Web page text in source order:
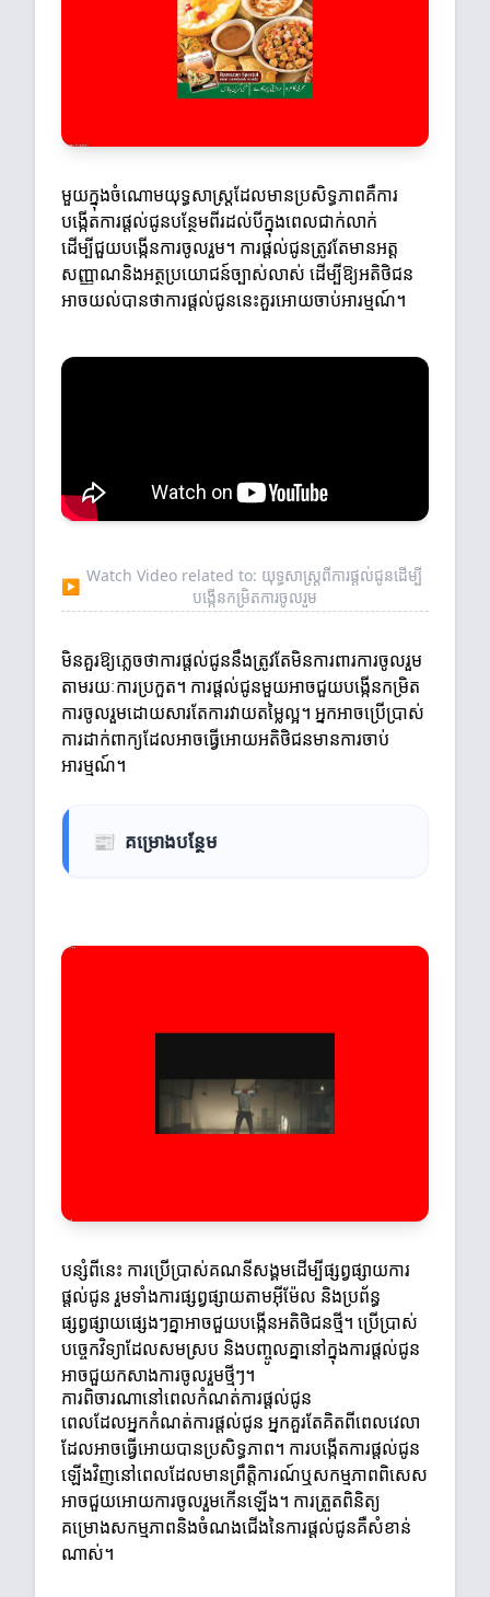
មួយក្នុងចំណោមយុទ្ធសាស្ត្រដែលមានប្រសិទ្ធភាពគឺការ
បង្កើតការផ្តល់ជូនបន្ថែមពីរដល់បីក្នុងពេលជាក់លាក់
ដើម្បីជួយបង្កើនការចូលរួម។ ការផ្តល់ជូនត្រូវតែមានអត្ត
សញ្ញាណនិងអត្ថប្រយោជន៍ច្បាស់លាស់ ដើម្បីឱ្យអតិថិជន
អាចយល់បានថាការផ្តល់ជូននេះគួរអោយចាប់អារម្មណ៍។
▶
Watch Video related to: យុទ្ធសាស្ត្រពីការផ្តល់ជូនដើម្បី
បង្កើនកម្រិតការចូលរួម
មិនគួរឱ្យភ្លេចថាការផ្តល់ជូននឹងត្រូវតែមិនការពារការចូលរួម
តាមរយៈការប្រកួត។ ការផ្តល់ជូនមួយអាចជួយបង្កើនកម្រិត
ការចូលរួមដោយសារតែការវាយតម្លៃល្អ។ អ្នកអាចប្រើប្រាស់
ការដាក់ពាក្យដែលអាចធ្វើអោយអតិថិជនមានការចាប់
អារម្មណ៍។
📰 គម្រោងបន្ថែម
បន្សំពីនេះ ការប្រើប្រាស់គណនីសង្គមដើម្បីផ្សព្វផ្សាយការ
ផ្តល់ជូន រួមទាំងការផ្សព្វផ្សាយតាមអ៊ីម៉ែល និងប្រព័ន្ធ
ផ្សព្វផ្សាយផ្សេងៗគ្នាអាចជួយបង្កើនអតិថិជនថ្មី។ ប្រើប្រាស់
បច្ចេកវិទ្យាដែលសមស្រប និងបញ្ចូលគ្នានៅក្នុងការផ្តល់ជូន
អាចជួយកសាងការចូលរួមថ្មីៗ។
ការពិចារណានៅពេលកំណត់ការផ្តល់ជូន
ពេលដែលអ្នកកំណត់ការផ្តល់ជូន អ្នកគួរតែគិតពីពេលវេលា
ដែលអាចធ្វើអោយបានប្រសិទ្ធភាព។ ការបង្កើតការផ្តល់ជូន
ឡើងវិញនៅពេលដែលមានព្រឹត្តិការណ៍ឬសកម្មភាពពិសេស
អាចជួយអោយការចូលរួមកើនឡើង។ ការត្រួតពិនិត្យ
គម្រោងសកម្មភាពនិងចំណងជើងនៃការផ្តល់ជូនគឺសំខាន់
ណាស់។